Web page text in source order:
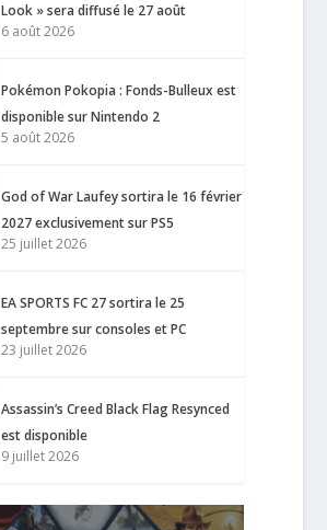
Look » sera diffusé le 27 août
6 août 2026
Pokémon Pokopia : Fonds-Bulleux est
disponible sur Nintendo 2
5 août 2026
God of War Laufey sortira le 16 février
2027 exclusivement sur PS5
25 juillet 2026
EA SPORTS FC 27 sortira le 25
septembre sur consoles et PC
23 juillet 2026
Assassin’s Creed Black Flag Resynced
est disponible
9 juillet 2026